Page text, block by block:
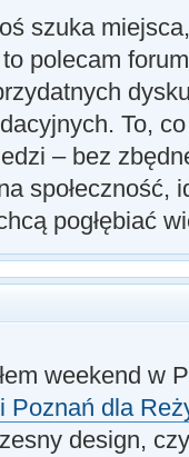
szuka
polecam
To,
– bez
społeczność,
pogłębiać
weekend w
Poznań dla
design,